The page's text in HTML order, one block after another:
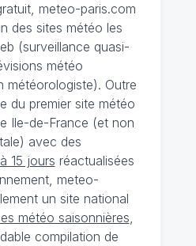
meteo-paris.com
des sites météo les
(surveillance quasi-
météo
météorologiste). Outre
du premier site météo
Ile-de-France (et non
avec des
15 jours réactualisées
meteo-
un site national
météo saisonnières,
compilation de